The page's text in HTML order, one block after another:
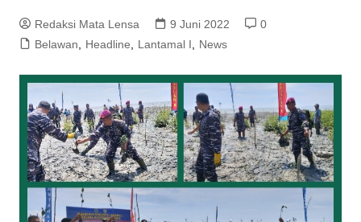
Redaksi Mata Lensa 9 Juni 2022
0
Belawan
Headline Lantamal I News